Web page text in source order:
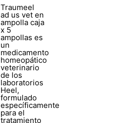
Traumeel
ad us vet en
ampolla caja
x 5
ampollas es
un
medicamento
homeopático
veterinario
de los
laboratorios
Heel,
formulado
específicamente
para el
tratamiento